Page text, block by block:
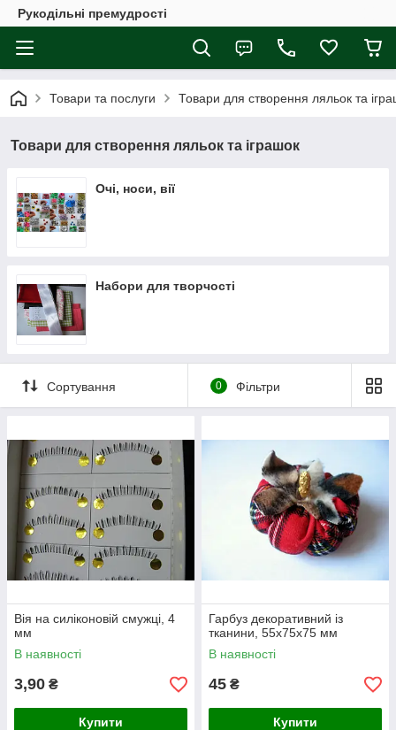
Рукодільні премудрості
Товари та послуги Товари для створення ляльок та
Товари для створення ляльок та іграшок
Очі, носи, вії
Набори для творчості
Сортування 0 Фільтри
Вія на силіконовій смужці, 4
мм
В наявності
3,90 ₴
Купити
Гарбуз декоративний із
тканини, 55х75х75 мм
В наявності
45 ₴
Купити